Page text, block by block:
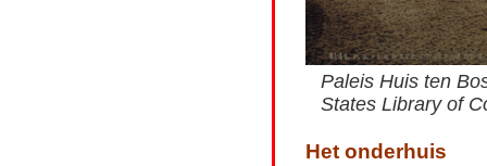
Paleis Huis ten
States Library of
Het onderhuis